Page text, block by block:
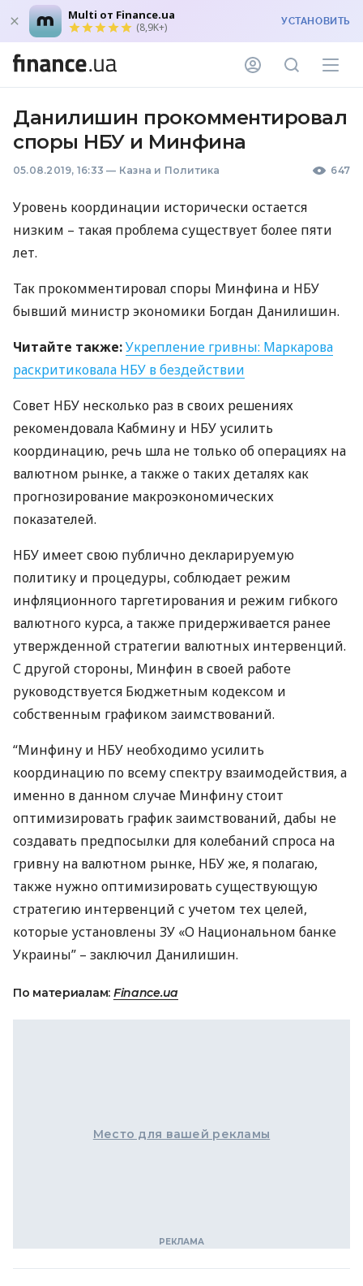
Multi от Finance.ua
(8,9K+) УСТАНОВИТЬ
Данилишин прокомментировал
споры НБУ и Минфина
05.08.2019, 16:33 — Казна и Политика 647
Уровень координации исторически остается
низким – такая проблема существует более пяти
лет.
Так прокомментировал споры Минфина и НБУ
бывший министр экономики Богдан Данилишин.
Читайте также:Укрепление гривны: Маркарова
раскритиковала НБУ в бездействии
Совет НБУ несколько раз в своих решениях
рекомендовала Кабмину и НБУ усилить
координацию, речь шла не только об операциях на
валютном рынке, а также о таких деталях как
прогнозирование макроэкономических
показателей.
НБУ имеет свою публично декларируемую
политику и процедуры, соблюдает режим
инфляционного таргетирования и режим гибкого
валютного курса, а также придерживается ранее
утвержденной стратегии валютных интервенций.
С другой стороны, Минфин в своей работе
руководствуется Бюджетным кодексом и
собственным графиком заимствований.
“Минфину и НБУ необходимо усилить
координацию по всему спектру взаимодействия, а
именно в данном случае Минфину стоит
оптимизировать график заимствований, дабы не
создавать предпосылки для колебаний спроса на
гривну на валютном рынке, НБУже, я полагаю,
также нужно оптимизировать существующую
стратегию интервенций с учетом тех целей,
которые установлены ЗУ «О Национальном банке
Украины” – заключил Данилишин.
По материалам: Finance.ua
Место для вашей рекламы